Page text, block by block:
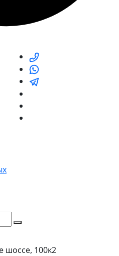
шоссе, 100к2